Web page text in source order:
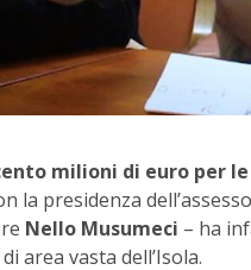
milioni di euro per
la presidenza
Nello Musumeci – ha
area vasta dell’Isola.